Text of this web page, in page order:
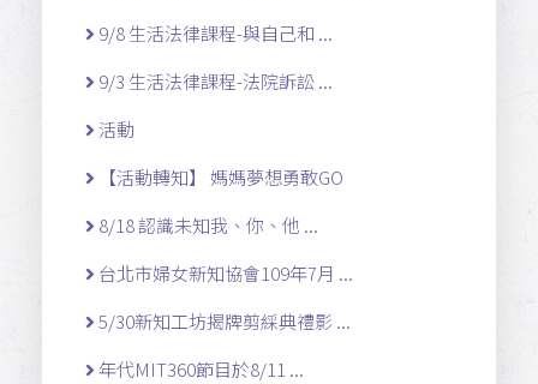
9/8 生活法律課程-與自己和 ...
9/3 生活法律課程-法院訴訟 ...
活動
【活動轉知】 媽媽夢想勇敢GO
8/18 認識未知我、你、他 ...
台北市婦女新知協會109年7月 ...
5/30新知工坊揭牌剪綵典禮影 ...
年代MIT360節目於8/11 ...